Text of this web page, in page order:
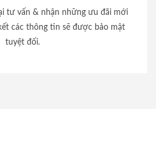
tư vấn & nhận những ưu đãi mới
các thông tin sẽ được bảo mật
tuyệt đối.